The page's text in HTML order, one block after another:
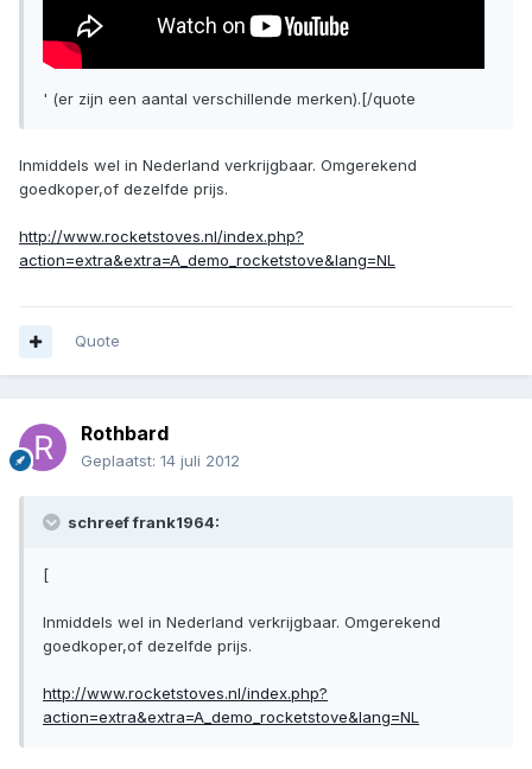
' (er zijn een aantal verschillende merken).[/quote
Inmiddels wel in Nederland verkrijgbaar. Omgerekend
goedkoper,of dezelfde prijs.
http://www.rocketstoves.nl/index.php?
action=extra&extra=A_demo_rocketstove&lang=NL
Quote
Rothbard
Geplaatst: 14 juli 2012
schreef frank1964:
[
Inmiddels wel in Nederland verkrijgbaar. Omgerekend
goedkoper,of dezelfde prijs.
http://www.rocketstoves.nl/index.php?
action=extra&extra=A_demo_rocketstove&lang=NL